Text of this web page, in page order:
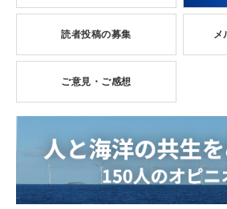
読者投稿の募集 メ
ご意見・ご感想